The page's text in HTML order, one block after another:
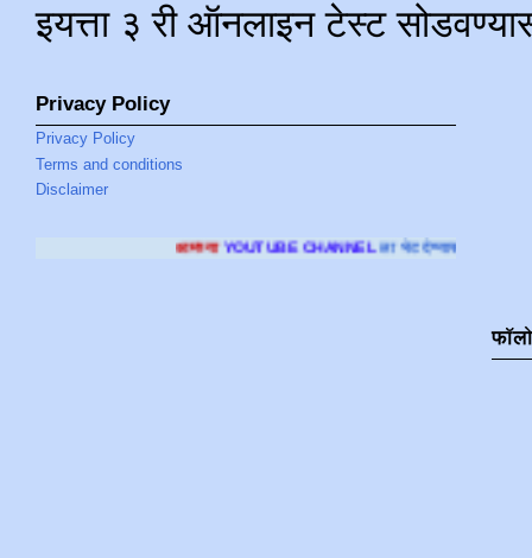
इयत्ता ३ री ऑनलाइन टेस्ट
Privacy Policy
Privacy Policy
Terms and conditions
Disclaimer
YOUTUBE CHANNELला भेट देण्यासाठी क्लिक करा.